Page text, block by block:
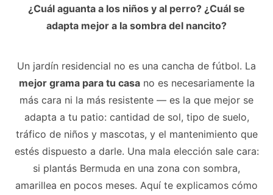
¿Cuál aguanta a los niños y al perro? ¿Cuál se
adapta mejor a la sombra del nancito?
Un jardín residencial no es una cancha de fútbol. La
mejor grama para tu casano es necesariamente la
más cara ni la más resistente — es la que mejor se
adapta a tu patio: cantidad de sol, tipo de suelo,
tráfico de niños y mascotas, y el mantenimiento que
estés dispuesto a darle. Una mala elección sale cara:
si plantás Bermuda en una zona con sombra,
amarillea en pocos meses. Aquí te explicamos cómo